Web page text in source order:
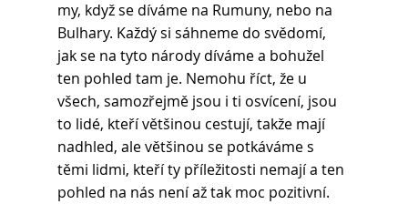
my, když se díváme na Rumuny, nebo na
Bulhary. Každý si sáhneme do svědomí,
jak se na tyto národy díváme a bohužel
ten pohled tam je. Nemohu říct, že u
všech, samozřejmě jsou i ti osvícení, jsou
to lidé, kteří většinou cestují, takže mají
nadhled, ale většinou se potkáváme s
těmi lidmi, kteří ty příležitosti nemají a ten
pohled na nás není až tak moc pozitivní.